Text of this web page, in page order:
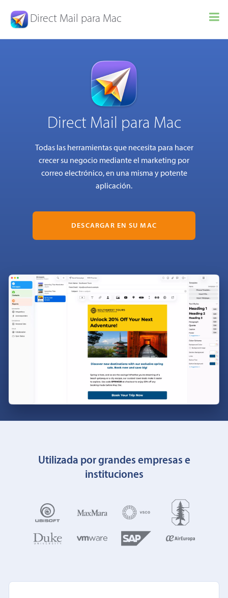
Direct Mail para Mac
Direct Mail para Mac
Todas las herramientas que necesita para hacer
crecer su negocio mediante el marketing por
correo electrónico, en una misma y potente
aplicación.
DESCARGAR EN SU MAC
Utilizada por grandes empresas e
instituciones